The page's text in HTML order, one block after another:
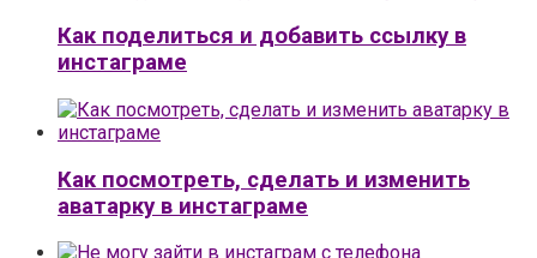
Как поделиться и добавить ссылку в
инстаграме
Как посмотреть, сделать и изменить
аватарку в инстаграме